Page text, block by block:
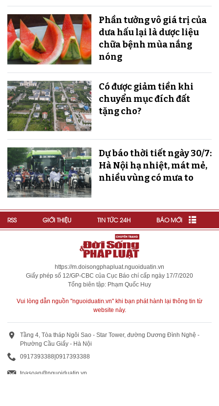
Phần tưởng vô giá trị của
dưa hấu lại là dược liệu
chữa bệnh mùa nắng
nóng
Có được giảm tiền khi
chuyển mục đích đất
tặng cho?
Dự báo thời tiết ngày 30/7:
Hà Nội hạ nhiệt, mát mẻ,
nhiều vùng có mưa to
RSS GIỚI THIỆU TIN TỨC 24H BÁO MỚI
https://m.doisongphapluat.nguoiduatin.vn
Giấy phép số 12/GP-CBC của Cục Báo chí cấp ngày 17/7/2020
Tổng biên tập: Phạm Quốc Huy
Vui lòng dẫn nguồn "nguoiduatin.vn" khi bạn phát hành lại thông tin từ
website này.
Tầng 4, Tòa tháp Ngôi Sao - Star Tower, đường Dương Đình Nghệ -
Phường Cầu Giấy - Hà Nội
0917393388|0917393388
toasoan@nguoiduatin.vn